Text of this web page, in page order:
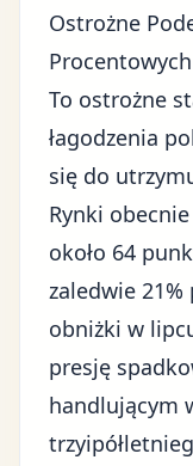
Ostrożne
Procentowych
To ostrożne
łagodzenia
się do
Rynki
około 64
zaledwie
obniżki w
presję
handlującym